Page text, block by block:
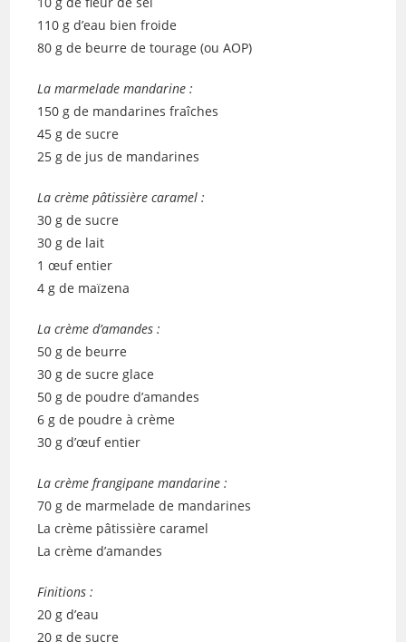
110 g d’eau bien froide
80 g de beurre de tourage (ou AOP)
La marmelade mandarine :
150 g de mandarines fraîches
45 g de sucre
25 g de jus de mandarines
La crème pâtissière caramel :
30 g de sucre
30 g de lait
1 œuf entier
4 g de maïzena
La crème d’amandes :
50 g de beurre
30 g de sucre glace
50 g de poudre d’amandes
6 g de poudre à crème
30 g d’œuf entier
La crème frangipane mandarine :
70 g de marmelade de mandarines
La crème pâtissière caramel
La crème d’amandes
Finitions :
20 g d’eau
20 g de sucre